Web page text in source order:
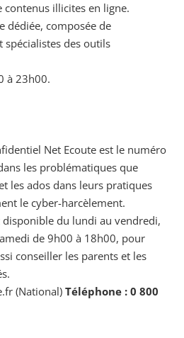
illicites en ligne.
dédiée, composée de
spécialistes des outils
à 23h00.
Net Ecoute est le numéro
les problématiques que
les ados dans leurs pratiques
le cyber-harcèlement.
disponible du lundi au vendredi,
de 9h00 à 18h00, pour
conseiller les parents et les
(National) Téléphone : 0 800